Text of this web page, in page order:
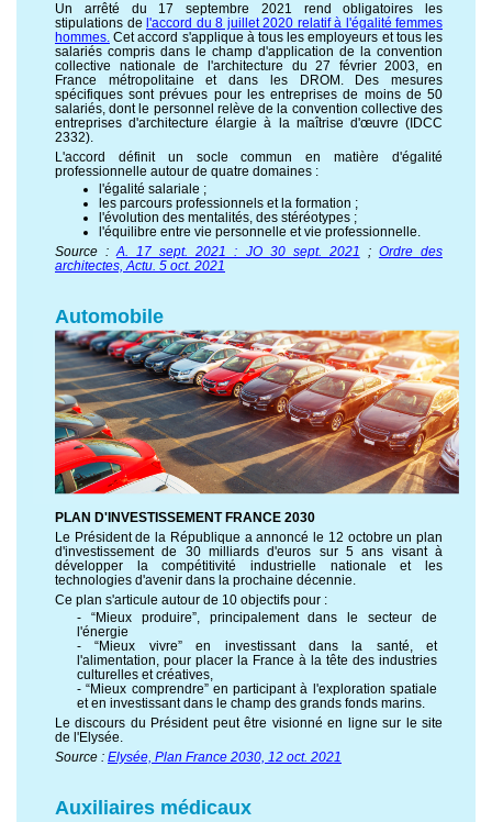
Un arrêté du 17 septembre 2021 rend obligatoires les
stipulations de l'accord du 8 juillet 2020 relatif à l'égalité femmes
hommes. Cet accord s'applique à tous les employeurs et tous les
salariés compris dans le champ d'application de la convention
collective nationale de l'architecture du 27 février 2003, en
France métropolitaine et dans les DROM. Des mesures
spécifiques sont prévues pour les entreprises de moins de 50
salariés, dont le personnel relève de la convention collective des
entreprises d'architecture élargie à la maîtrise d'œuvre (IDCC
2332).
L'accord définit un socle commun en matière d'égalité
professionnelle autour de quatre domaines :
l'égalité salariale ;
les parcours professionnels et la formation ;
l'évolution des mentalités, des stéréotypes ;
l'équilibre entre vie personnelle et vie professionnelle.
Source :A. 17 sept. 2021 : JO 30 sept. 2021 ; Ordre des
architectes, Actu. 5 oct. 2021
Automobile
PLAN D'INVESTISSEMENT FRANCE 2030
Le Président de la République a annoncé le 12 octobre un plan
d'investissement de 30 milliards d'euros sur 5 ans visant à
développer la compétitivité industrielle nationale et les
technologies d'avenir dans la prochaine décennie.
Ce plan s'articule autour de 10 objectifs pour :
- “Mieux produire”, principalement dans le secteur de
l'énergie
- “Mieux vivre” en investissant dans la santé, et
l'alimentation, pour placer la France à la tête des industries
culturelles et créatives,
- “Mieux comprendre” en participant à l'exploration spatiale
et en investissant dans le champ des grands fonds marins.
Le discours du Président peut être visionné en ligne sur le site
de l'Elysée.
Source : Elysée, Plan France 2030, 12 oct. 2021
Auxiliaires médicaux